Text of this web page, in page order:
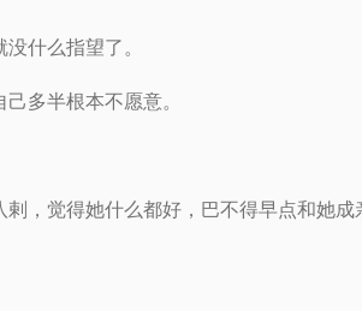
什么指望了。
多半根本不愿意。
，觉得她什么都好，巴不得早点和她成